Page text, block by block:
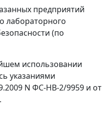
предприятий
лабораторного
(по
использовании
указаниями
N ФС-НВ-2/9959 и от